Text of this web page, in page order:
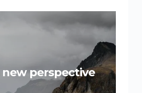
new perspective